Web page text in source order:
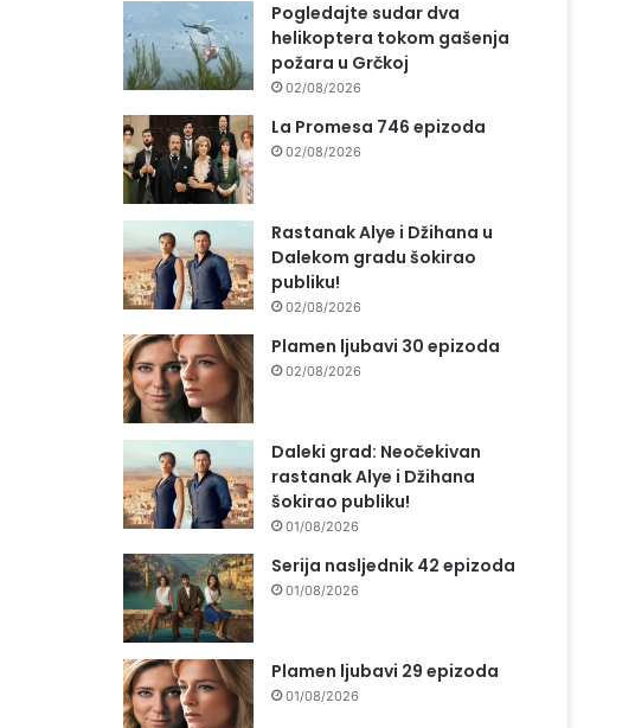
Pogledajte sudar dva
helikoptera tokom gašenja
požara u Grčkoj
02/08/2026
La Promesa 746 epizoda
02/08/2026
Rastanak Alye i Džihana u
Dalekom gradu šokirao
publiku!
02/08/2026
Plamen ljubavi 30 epizoda
02/08/2026
Daleki grad: Neočekivan
rastanak Alye i Džihana
šokirao publiku!
01/08/2026
Serija nasljednik 42 epizoda
01/08/2026
Plamen ljubavi 29 epizoda
01/08/2026